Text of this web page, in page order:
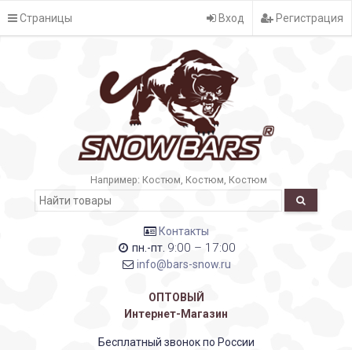
Страницы Вход Регистрация
Например: Костюм Костюм Костюм
Контакты
пн.-пт. 9:00 – 17:00
info@bars-snow.ru
ОПТОВЫЙ
Интернет-Магазин
Бесплатный звонок по России